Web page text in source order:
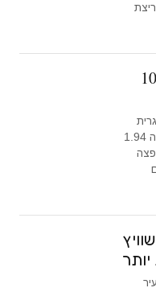
מותח ב-100
הגיעה למקום הראשון לאחר שקפצה לגובה 1.94